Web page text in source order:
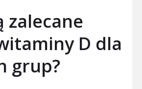
zalecane
D dla
grup?